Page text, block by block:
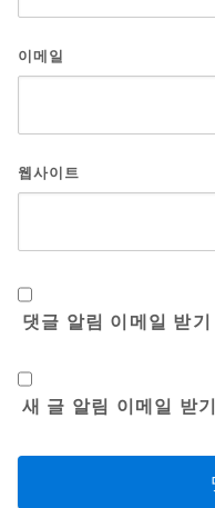
이메일
웹사이트
댓글 알림 이메일 받기
새 글 알림 이메일 받기